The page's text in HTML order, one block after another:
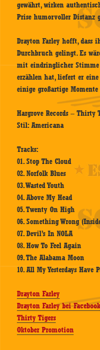
gewährt, wirken
Prise humorvoller Distanz
Drayton Farley hofft, dass
Durchbruch gelingt. Es
mit eindringlicher Stimme
erzählen hat, liefert er eine
einige großartige
Hargrove Records – Thirty
Stil: Americana
Tracks:
01. Stop The Cloud
02. Norfolk Blues
03. Wasted Youth
04. Above My Head
05. Twenty On High
06. Something Wrong
07. Devil’s In NOLA
08. How To Feel Again
09. The Alabama Moon
10. All My Yesterdays Have
Drayton Farley
Drayton Farley bei
Thirty Tigers
Oktober Promotion